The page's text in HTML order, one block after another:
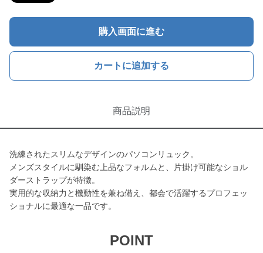
購入画面に進む
カートに追加する
商品説明
洗練されたスリムなデザインのパソコンリュック。
メンズスタイルに馴染む上品なフォルムと、片掛け可能なショル
ダーストラップが特徴。
実用的な収納力と機動性を兼ね備え、都会で活躍するプロフェッ
ショナルに最適な一品です。
POINT